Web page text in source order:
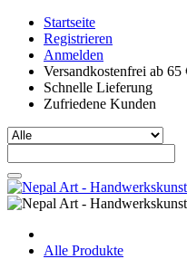
Startseite
Registrieren
Anmelden
Versandkostenfrei ab
Schnelle Lieferung
Zufriedene Kunden
Alle Produkte